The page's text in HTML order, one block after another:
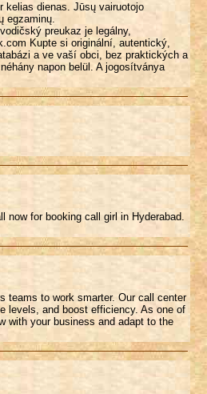
kelias dienas. Jūsų vairuotojo
egzaminų.
preukaz je legálny,
Kupte si originální, autentický,
a ve vaší obci, bez praktických a
napon belül. A jogosítványa
now for booking call girl in Hyderabad.
teams to work smarter. Our call center
levels, and boost efficiency. As one of
with your business and adapt to the